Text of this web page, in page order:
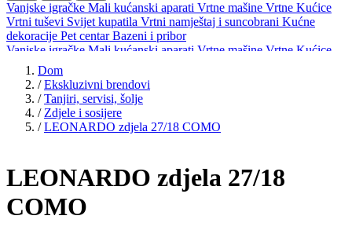
Vanjske igračke Mali kućanski aparati Vrtne mašine Vrtne Kućice
Vrtni tuševi Svijet kupatila Vrtni namještaj i suncobrani Kućne
dekoracije Pet centarBazeni i pribor
Vanjske igračke Mali kućanski aparati Vrtne mašine Vrtne Kućice
Vrtni tuševi
dekoracijePet centar Bazeni i pribor
Dom
/ Ekskluzivni brendovi
/ Tanjiri, servisi, šolje
/ Zdjele i sosijere
/ LEONARDO zdjela 27/18 COMO
LEONARDO zdjela 27/18
COMO